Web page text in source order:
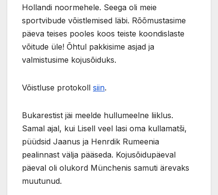
Hollandi noormehele. Seega oli meie
sportvibude võistlemised läbi. Rõõmustasime
päeva teises pooles koos teiste koondislaste
võitude üle! Õhtul pakkisime asjad ja
valmistusime kojusõiduks.
Võistluse protokoll siin.
Bukarestist jäi meelde hullumeelne liiklus.
Samal ajal, kui Lisell veel lasi oma kullamatši,
püüdsid Jaanus ja Henrdik Rumeenia
pealinnast välja pääseda. Kojusõidupäeval
päeval oli olukord Münchenis samuti ärevaks
muutunud.